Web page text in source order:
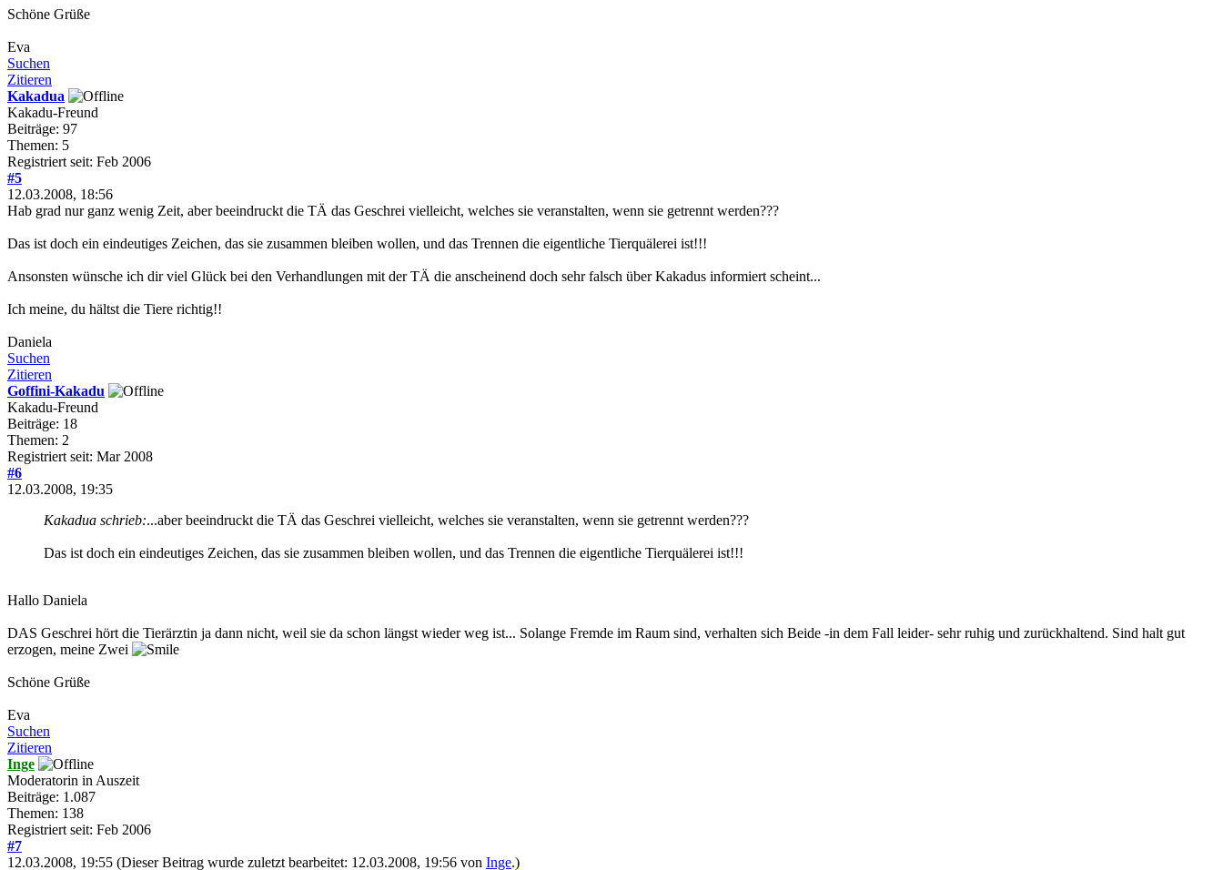
Schöne Grüße
Eva
Suchen
Zitieren
Kakadua
Kakadu-Freund
Beiträge: 97
Themen: 5
Registriert seit: Feb 2006
#5
12.03.2008, 18:56
Hab grad nur ganz wenig Zeit, aber beeindruckt die TÄ das Geschrei vielleicht, welches sie veranstalten, wenn sie getrennt werden???
Das ist doch ein eindeutiges Zeichen, das sie zusammen bleiben wollen, und das Trennen die eigentliche Tierquälerei ist!!!
Ansonsten wünsche ich dir viel Glück bei den Verhandlungen mit der TÄ die anscheinend doch sehr falsch über Kakadus informiert scheint...
Ich meine, du hältst die Tiere richtig!!
Daniela
Suchen
Zitieren
Goffini-Kakadu
Kakadu-Freund
Beiträge: 18
Themen: 2
Registriert seit: Mar 2008
#6
12.03.2008, 19:35
Kakadua schrieb:...aber beeindruckt die TÄ das Geschrei vielleicht, welches sie veranstalten, wenn sie getrennt werden???
Das ist doch ein eindeutiges Zeichen, das sie zusammen bleiben wollen, und das Trennen die eigentliche Tierquälerei ist!!!
Hallo Daniela
DAS Geschrei hört die Tierärztin ja dann nicht, weil sie da schon längst wieder weg ist... Solange Fremde im Raum sind, verhalten sich Beide -in dem Fall leider- sehr ruhig und zurückhaltend. Sind halt gut
erzogen, meine Zwei
Schöne Grüße
Eva
Suchen
Zitieren
Inge
Moderatorin in Auszeit
Beiträge: 1.087
Themen: 138
Registriert seit: Feb 2006
#7
12.03.2008, 19:55 (Dieser Beitrag wurde zuletzt bearbeitet: 12.03.2008, 19:56 von Inge.)